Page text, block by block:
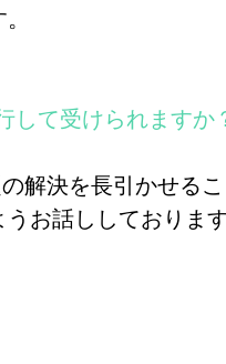
して受けられますか
解決を長引かせる
お話ししております